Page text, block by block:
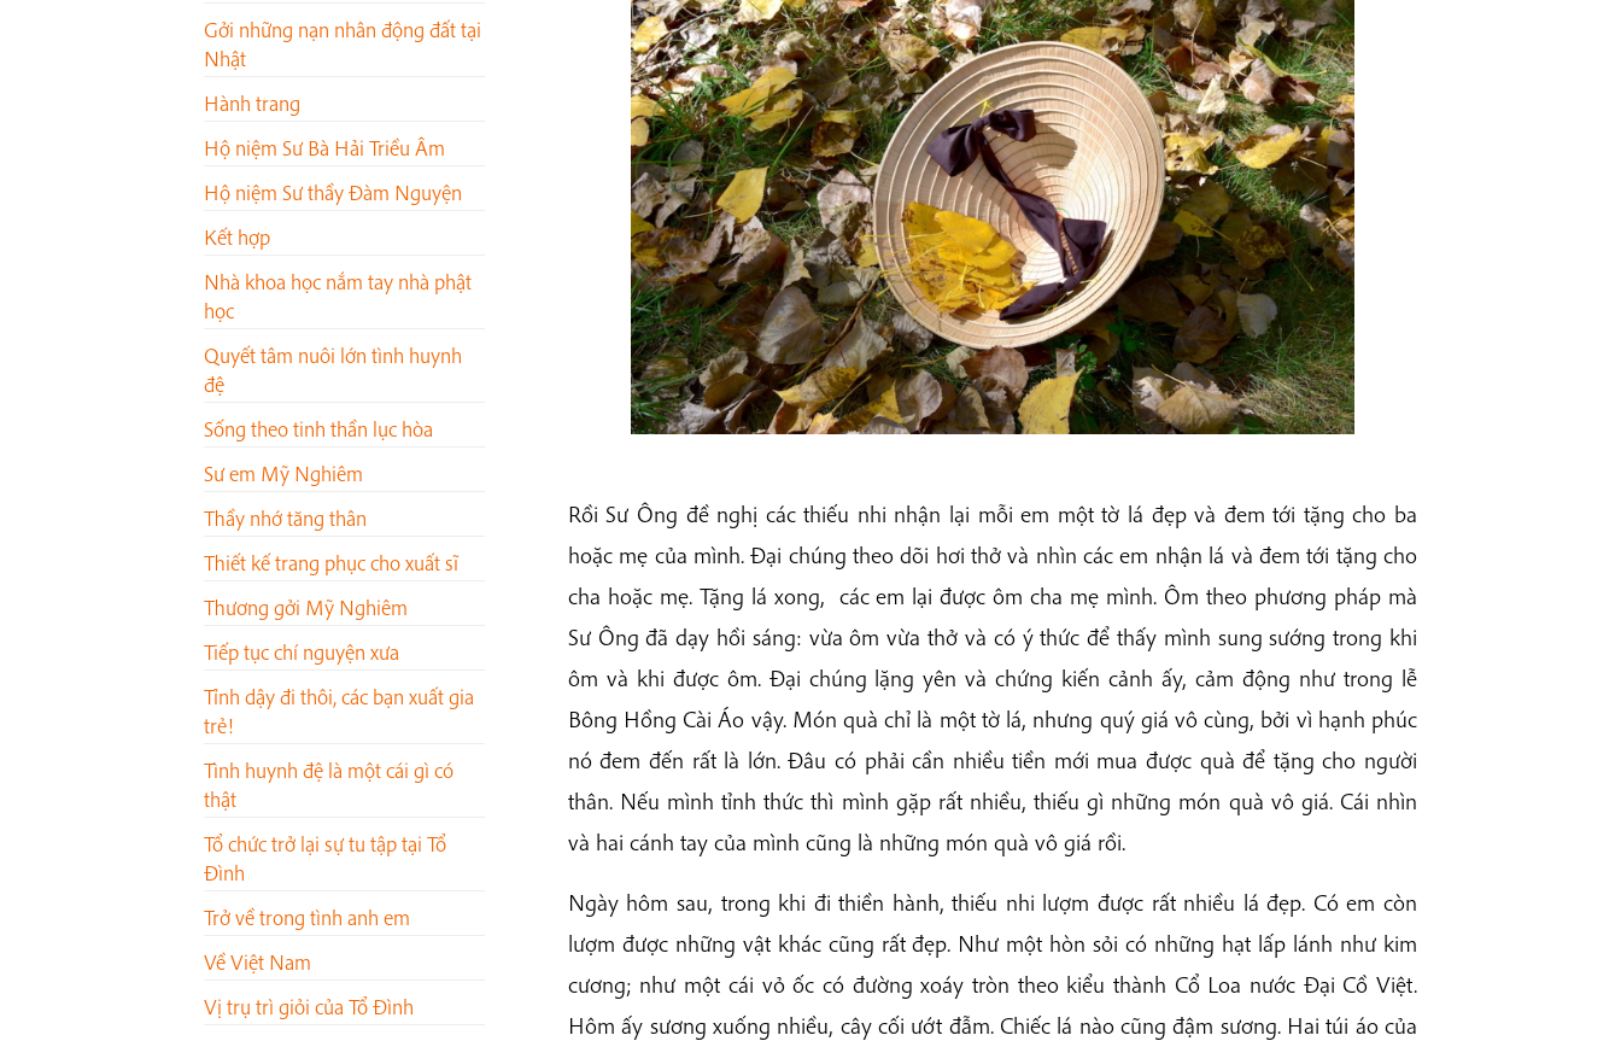
Gởi những nạn nhân động đất tại
Nhật
Hành trang
Hộ niệm Sư Bà Hải Triều Âm
Hộ niệm Sư thầy Đàm Nguyện
Kết hợp
Nhà khoa học nắm tay nhà phật
học
Quyết tâm nuôi lớn tình huynh
đệ
Sống theo tinh thần lục hòa
Sư em Mỹ Nghiêm
Thầy nhớ tăng thân
Thiết kế trang phục cho xuất sĩ
Thương gởi Mỹ Nghiêm
Tiếp tục chí nguyện xưa
Tỉnh dậy đi thôi, các bạn xuất gia
trẻ!
Tình huynh đệ là một cái gì có
thật
Tổ chức trở lại sự tu tập tại Tổ
Đình
Trở về trong tình anh em
Về Việt Nam
Vị trụ trì giỏi của Tổ Đình
Rồi Sư Ông đề nghị các thiếu nhi nhận lại mỗi em một tờ lá đẹp và đem tới tặng cho ba
hoặc mẹ của mình. Đại chúng theo dõi hơi thở và nhìn các em nhận lá và đem tới tặng cho
cha hoặc mẹ. Tặng lá xong, các em lại được ôm cha mẹ mình. Ôm theo phương pháp mà
Sư Ông đã dạy hồi sáng: vừa ôm vừa thở và có ý thức để thấy mình sung sướng trong khi
ôm và khi được ôm. Đại chúng lặng yên và chứng kiến cảnh ấy, cảm động như trong lễ
Bông Hồng Cài Áo vậy. Món quà chỉ là một tờ lá, nhưng quý giá vô cùng, bởi vì hạnh phúc
nó đem đến rất là lớn. Đâu có phải cần nhiều tiền mới mua được quà để tặng cho người
thân. Nếu mình tỉnh thức thì mình gặp rất nhiều, thiếu gì những món quà vô giá. Cái nhìn
và hai cánh tay của mình cũng là những món quà vô giá rồi.
Ngày hôm sau, trong khi đi thiền hành, thiếu nhi lượm được rất nhiều lá đẹp. Có em còn
lượm được những vật khác cũng rất đẹp. Như một hòn sỏi có những hạt lấp lánh như kim
cương; như một cái vỏ ốc có đường xoáy tròn theo kiểu thành Cổ Loa nước Đại Cồ Việt.
Hôm ấy sương xuống nhiều, cây cối ướt đẫm. Chiếc lá nào cũng đậm sương. Hai túi áo của